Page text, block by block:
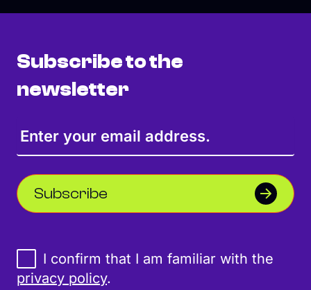
Subscribe to the
newsletter
Subscribe
I confirm that I am familiar with the
privacy policy.